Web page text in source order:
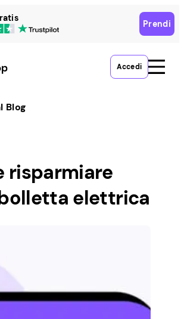
Prendi
Accedi
Blog
risparmiare
elettrica